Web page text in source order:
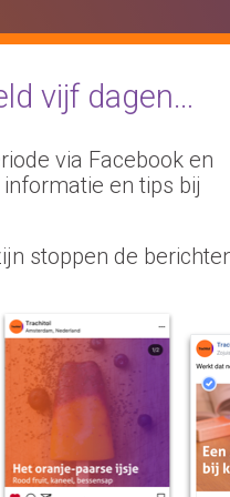
vijf dagen…
via Facebook en
en tips bij
stoppen de